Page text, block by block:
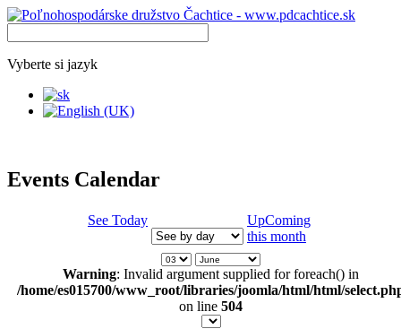
Vyberte si jazyk
Events Calendar
See Today
UpComing
this month
Warning: Invalid argument supplied for foreach() in
/home/es015700/www_root/libraries/joomla/html/html/
on line 504